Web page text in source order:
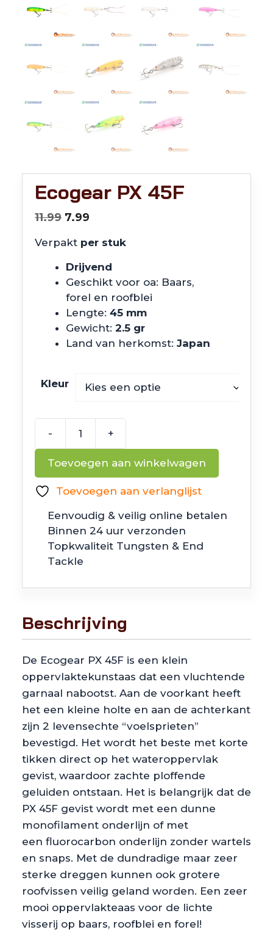
Ecogear PX 45F
11.99 Oorspronkelijke
was:
€11.99.
7.99
is:
€7.99.
Verpakt per stuk
Drijvend
Geschikt voor oa: Baars,
forel en roofblei
Lengte: 45 mm
Gewicht: 2.5 gr
Land van herkomst: Japan
Kleur
-
45F
+
Toevoegen aan winkelwagen
Toevoegen aan verlanglijst
Eenvoudig & veilig online betalen
Binnen 24 uur verzonden
Topkwaliteit Tungsten & End
Tackle
Beschrijving
De Ecogear PX 45F is een klein
oppervlaktekunstaas dat een vluchtende
garnaal nabootst. Aan de voorkant heeft
het een kleine holte en aan de achterkant
zijn 2 levensechte “voelsprieten”
bevestigd. Het wordt het beste met korte
tikken direct op het wateroppervlak
gevist, waardoor zachte ploffende
geluiden ontstaan. Het is belangrijk dat de
PX 45F gevist wordt met een dunne
monofilament onderlijn of met
een fluorocarbon onderlijn zonder wartels
en snaps. Met de dundradige maar zeer
sterke dreggen kunnen ook grotere
roofvissen veilig geland worden. Een zeer
mooi oppervlakteaas voor de lichte
visserij op baars, roofblei en forel!